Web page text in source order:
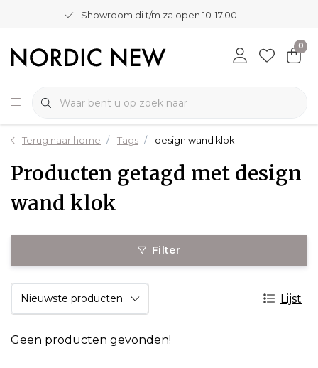
Showroom di t/m za open 10-17.00
0
Terug naar home Tags design wand klok
Producten getagd met design
wand klok
Filter
Lijst
Geen producten gevonden!